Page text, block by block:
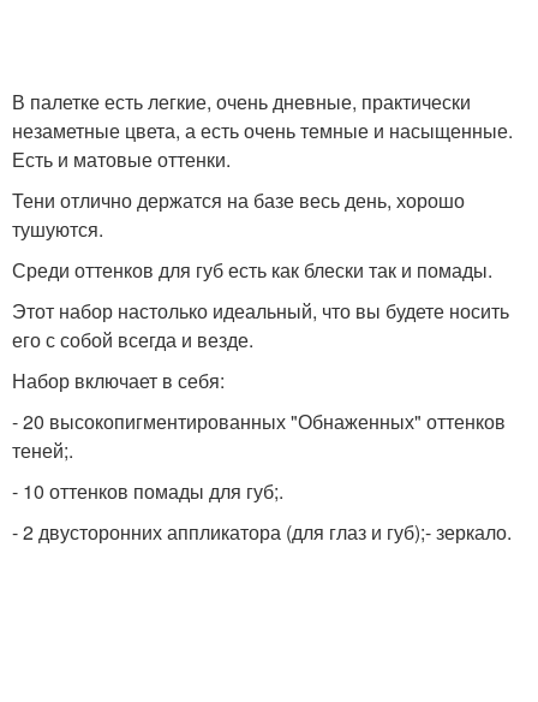
В палетке есть легкие, очень дневные, практически
незаметные цвета, а есть очень темные и насыщенные.
Есть и матовые оттенки.
Тени отлично держатся на базе весь день, хорошо
тушуются.
Среди оттенков для губ есть как блески так и помады.
Этот набор настолько идеальный, что вы будете носить
его с собой всегда и везде.
Набор включает в себя:
- 20 высокопигментированных "Обнаженных" оттенков
теней;.
- 10 оттенков помады для губ;.
- 2 двусторонних аппликатора (для глаз и губ);- зеркало.